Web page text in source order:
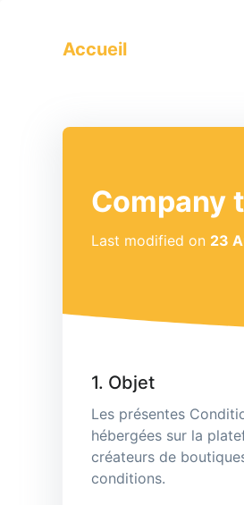
Accueil
Company
Last modified on 23
1. Objet
Les présentes
hébergées sur la
créateurs de
conditions.